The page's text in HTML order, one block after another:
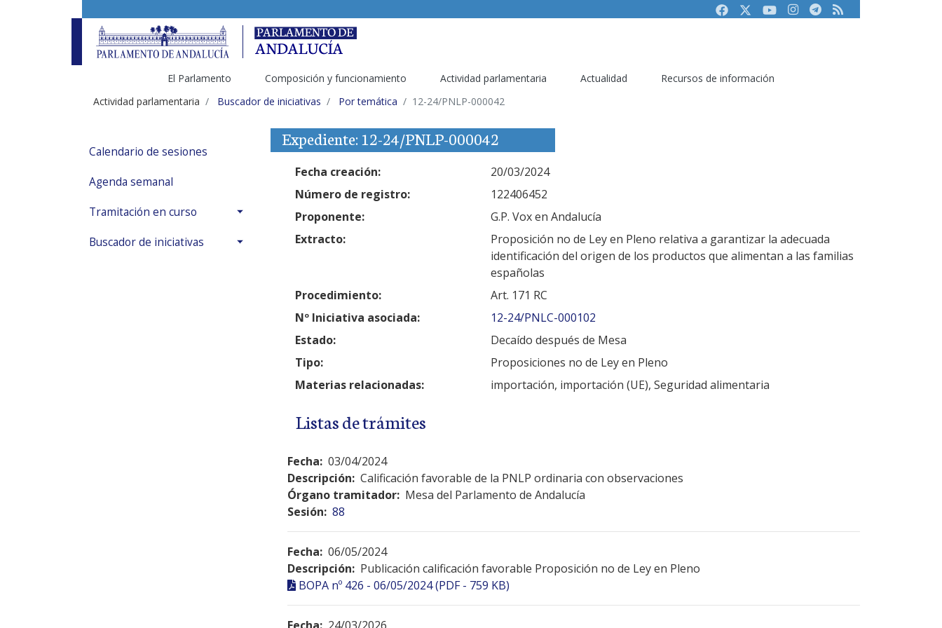
FacebookTwitterYoutubeInstagram
Telegram
RSS
El Parlamento Composición y funcionamiento Actividad parlamentaria Actualidad
Recursos de información
Actividad parlamentaria
Buscador de iniciativas Por temática 12-24/PNLP-000042
Calendario de sesiones
Agenda semanal
Tramitación en curso
Buscador de iniciativas
Expediente: 12-24/PNLP-000042
Fecha creación:
20/03/2024
Número de registro:
122406452
Proponente:
G.P. Vox en Andalucía
Extracto:
Proposición no de Ley en Pleno relativa a garantizar la adecuada
identificación del origen de los productos que alimentan a las familias
españolas
Procedimiento:
Art. 171 RC
Nº Iniciativa asociada:
12-24/PNLC-000102
Estado:
Decaído después de Mesa
Tipo:
Proposiciones no de Ley en Pleno
Materias relacionadas:
importación, importación (UE), Seguridad alimentaria
Listas de trámites
Fecha: 03/04/2024
Descripción: Calificación favorable de la PNLP ordinaria con observaciones
Órgano tramitador: Mesa del Parlamento de Andalucía
Sesión: 88
Fecha: 06/05/2024
Descripción: Publicación calificación favorable Proposición no de Ley en Pleno
BOPA nº 426 - 06/05/2024 (PDF - 759 KB)